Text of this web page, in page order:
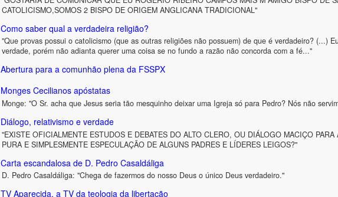
CATOLICISMO,SOMOS 2 BISPO DE ORIGEM ANGLICANA TRADICIONAL"
Como saber qual a verdadeira religião?
"Que provas possui o catolicismo (que as outras religiões não possuem) de que é verdadeiro? (...)
verdade, porém não adianta querer uma coisa se no fundo a razão não concorda com a fé..."
Abertura para a comunhão plena da FSSPX
Monges Cecilianos apóstatas
Monge: "O Sr. acha que Jesus seria tão mesquinho deixar uma Igreja só para Pedro? Nós não
Diálogo, relativismo e verdade
"EXISTE OFICIALMENTE ESTUDOS E DEBATES DO ALTO CLERO, OU DIÁLOGO MACIÇO
PURA E SIMPLESMENTE ESPECULAÇÃO DE ALGUNS PADRES E LÍDERES LEIGOS?"
Carta escandalosa de D. Pedro Casaldáliga
D. Pedro Casaldáliga: "Chega de fazermos do nosso Deus o único Deus verdadeiro."
TV Aparecida, a TV da teologia da libertação